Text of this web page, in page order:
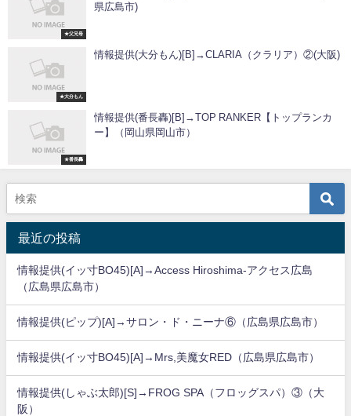
★父兄母
県広島市)
★大分もん
情報提供(大分もん)[B]→CLARIA（クラリア）②(大阪)
★番長轟
情報提供(番長轟)[B]→TOP RANKER【トップランカ
ー】（岡山県岡山市）
最近の投稿
情報提供(イッ寸BO45)[A]→Access Hiroshima-アクセス広島
（広島県広島市）
情報提供(ピップ)[A]→サロン・ド・ニーナ⑥（広島県広島市）
情報提供(イッ寸BO45)[A]→Mrs,美魔女RED（広島県広島市）
情報提供(しゃぶ太郎)[S]→FROG SPA（フロッグスパ）③（大
阪）